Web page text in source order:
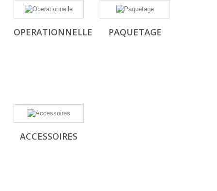
OPERATIONNELLE PAQUETAGE
ACCESSOIRES